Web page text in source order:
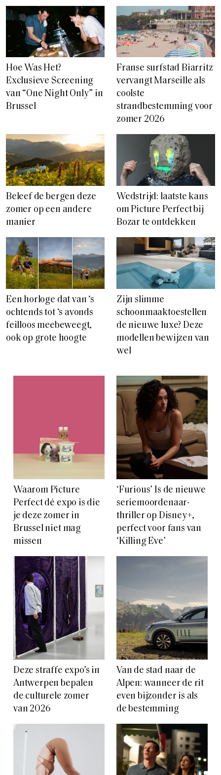
Hoe Was Het?
Exclusieve Screening
van “One Night Only” in
Brussel
Franse surfstad Biarritz
vervangt Marseille als
coolste
strandbestemming voor
zomer 2026
Beleef de bergen deze
zomer op een andere
manier
Wedstrijd: laatste kans
om Picture Perfect bij
Bozar te ontdekken
Een horloge dat van ‘s
ochtends tot ‘s avonds
feilloos meebeweegt,
ook op grote hoogte
Zijn slimme
schoonmaaktoestellen
de nieuwe luxe? Deze
modellen bewijzen van
wel
Waarom Picture
Perfect dé expo is die
je deze zomer in
Brussel niet mag
missen
‘Furious’ Is de nieuwe
seriemoordenaar-
thriller op Disney+,
perfect voor fans van
‘Killing Eve’
Deze straffe expo’s in
Antwerpen bepalen
de culturele zomer
van 2026
Van de stad naar de
Alpen: wanneer de rit
even bijzonder is als
de bestemming